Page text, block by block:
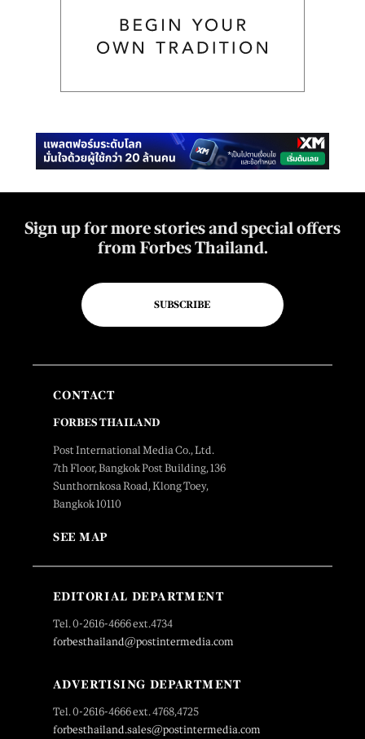
Sign up for more stories and special offers
from Forbes Thailand.
SUBSCRIBE
CONTACT
FORBES THAILAND
Post International Media Co., Ltd.
7th Floor, Bangkok Post Building, 136
Sunthornkosa Road, Klong Toey,
Bangkok 10110
SEE MAP
EDITORIAL DEPARTMENT
Tel. 0-2616-4666 ext.4734
forbesthailand@postintermedia.com
ADVERTISING DEPARTMENT
Tel. 0-2616-4666 ext. 4768,4725
forbesthailand.sales@postintermedia.com